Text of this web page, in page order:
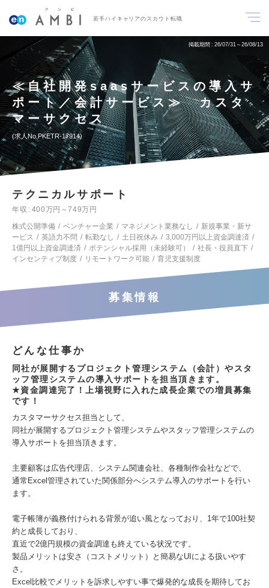
若手ハイキャリアのスカウト転職
掲載期間 26/07/31～26/08/13
≪自社開発saasサービスの導入サ
ポート／会計サービス≫ カスタ
マーサクセス
求人No.PKETR-17914
テクニカルサポート
年収
400万円～749万円
株式公開準備
ベンチャー企業 マネジメント業務なし
新規事業・新サ
ービス
英語力不問 転勤なし 土日祝休み
3,000万円以上資金調達済
1億円以上資金調達済
ポテンシャル採用（未経験可）
社長・役員直下
インセンティブ制度
リモートワーク可能 育児支援制度
募集情報
どんな仕事か
同社が展開するプロジェクト管理システム（会計）やスタ
ッフ管理システムの導入サポートを担当頂きます。
★資金調達完了！上場視野に入れた成長企業での増員募集
です！
カスタマーサクセス担当として、
同社が展開するプロジェクト管理システムやスタッフ管理システムの
導入サポートを担当頂きます。
主要顧客は広告代理店、システム関連会社、各種制作会社などで、
通常Excel管理されていた関係部分へシステム導入のサポートを行い
ます。
電子帳簿が義務付けられる背景が追い風となっており、1年で100社契
約と成長しており、
直近で2億円規模の資金調達も終えている状況です。
製品メリットは安さ（コストメリット）と簡易なUIによる扱いやす
さ。
Excel比較でメリットを訴求しやすい事で爆発的な成長を期待してお